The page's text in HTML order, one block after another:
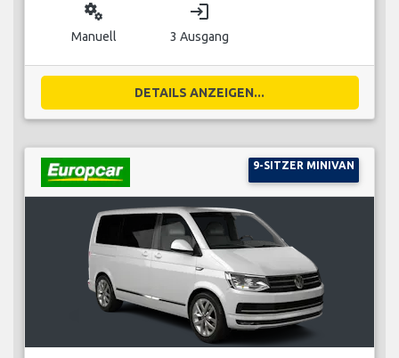
miscellaneous_services
Manuell
login
3 Ausgang
DETAILS ANZEIGEN...
9-SITZER MINIVAN